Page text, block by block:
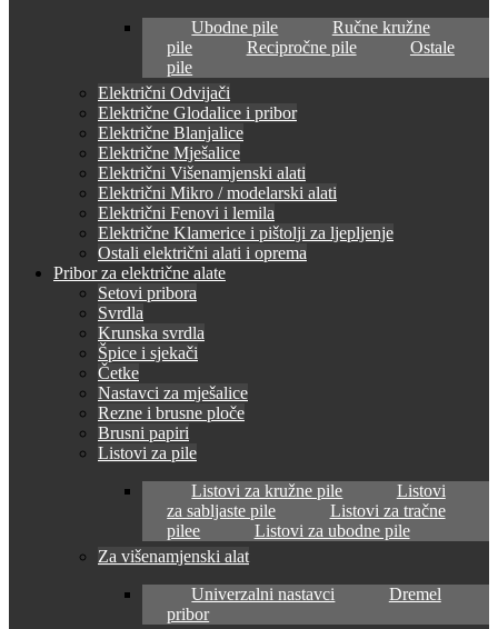
Ubodne pile
Ručne kružne
pile
Recipročne pile
Ostale
pile
Električni Odvijači
Električne Glodalice i pribor
Električne Blanjalice
Električne Mješalice
Električni Višenamjenski alati
Električni Mikro / modelarski alati
Električni Fenovi i lemila
Električne Klamerice i pištolji za ljepljenje
Ostali električni alati i oprema
Pribor za električne alate
Setovi pribora
Svrdla
Krunska svrdla
Špice i sjekači
Četke
Nastavci za mješalice
Rezne i brusne ploče
Brusni papiri
Listovi za pile
Listovi za kružne pile
Listovi
za sabljaste pile
Listovi za tračne
pilee
Listovi za ubodne pile
Za višenamjenski alat
Univerzalni nastavci
Dremel
pribor